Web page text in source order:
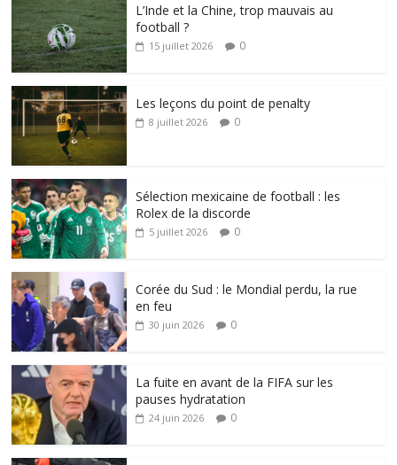
L’Inde et la Chine, trop mauvais au
football ?
15 juillet 2026 0
Les leçons du point de penalty
8 juillet 2026 0
Sélection mexicaine de football : les
Rolex de la discorde
5 juillet 2026 0
Corée du Sud : le Mondial perdu, la rue
en feu
30 juin 2026 0
La fuite en avant de la FIFA sur les
pauses hydratation
24 juin 2026 0